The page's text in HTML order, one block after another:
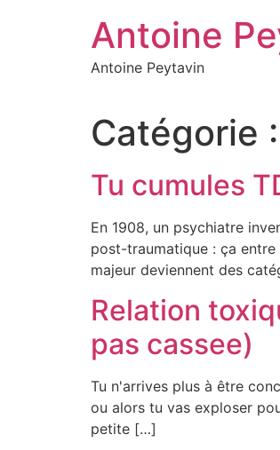
Antoine
Antoine Peytavin
Catégorie :
Tu cumules
En 1908, un psychiatre
post-traumatique : ça
majeur deviennent des
Relation
pas cassee)
Tu n'arrives plus à être
ou alors tu vas exploser
petite […]